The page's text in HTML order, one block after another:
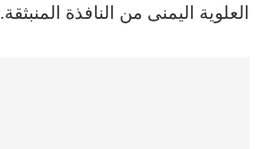
العلوية اليمنى من النافذة المنبثقة.